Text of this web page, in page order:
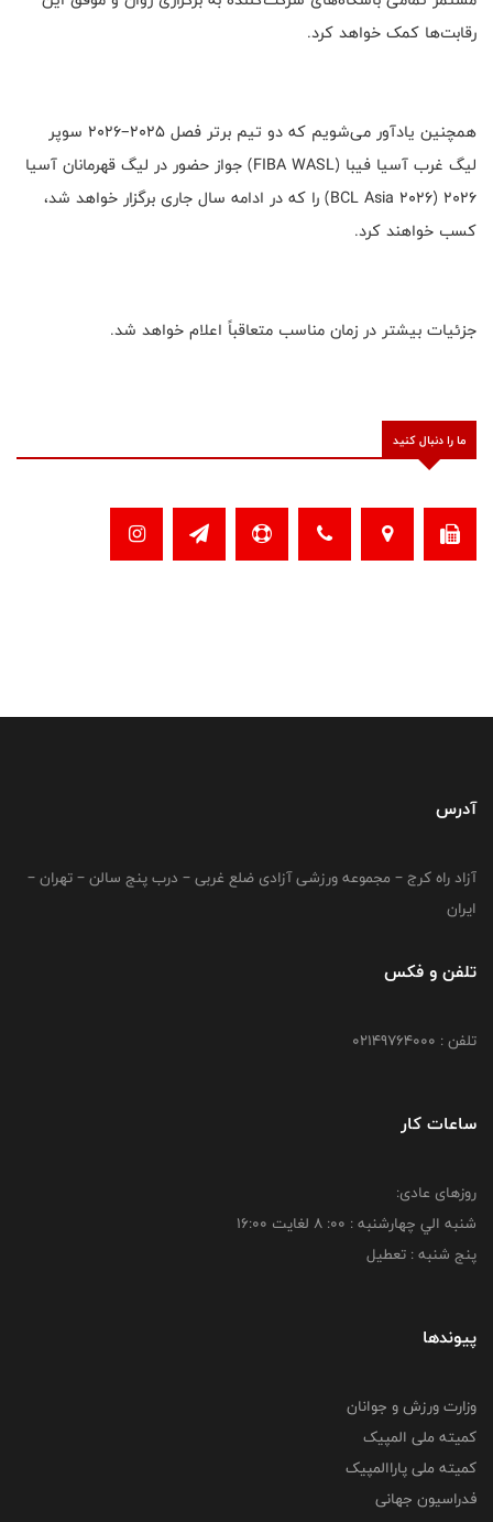
رقابت‌ها کمک خواهد کرد.
همچنین یادآور می‌شویم که دو تیم برتر فصل ۲۰۲۵–۲۰۲۶ سوپر
لیگ غرب آسیا فیبا (FIBA WASL) جواز حضور در لیگ قهرمانان آسیا
۲۰۲۶ (BCL Asia 2026) را که در ادامه سال جاری برگزار خواهد شد،
کسب خواهند کرد.
جزئیات بیشتر در زمان مناسب متعاقباً اعلام خواهد شد.
ما را دنبال کنید
آدرس
آزاد راه کرج – مجموعه ورزشی آزادی ضلع غربی – درب پنج سالن – تهران –
ایران
تلفن و فکس
تلفن : 02149764000
ساعات کار
روزهای عادی:
شنبه الي چهارشنبه : 00: 8 لغايت 16:00
پنج شنبه : تعطیل
پیوندها
وزارت ورزش و جوانان
کمیته ملی المپیک
کمیته ملی پاراالمپیک
فدراسیون جهانی